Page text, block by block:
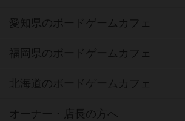
愛知県のボードゲームカフェ
福岡県のボードゲームカフェ
北海道のボードゲームカフェ
オーナー・店長の方へ